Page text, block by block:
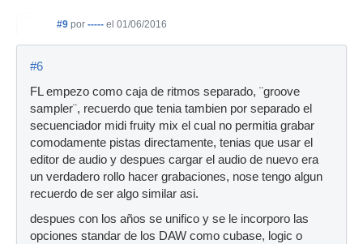
#9 por ----- el 01/06/2016
#6
FL empezo como caja de ritmos separado, ¨groove
sampler¨, recuerdo que tenia tambien por separado el
secuenciador midi fruity mix el cual no permitia grabar
comodamente pistas directamente, tenias que usar el
editor de audio y despues cargar el audio de nuevo era
un verdadero rollo hacer grabaciones, nose tengo algun
recuerdo de ser algo similar asi.
despues con los años se unifico y se le incorporo las
opciones standar de los DAW como cubase, logic o